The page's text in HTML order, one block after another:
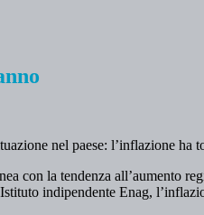
nel paese: l’inflazione ha
con la tendenza all’aumento
indipendente Enag,